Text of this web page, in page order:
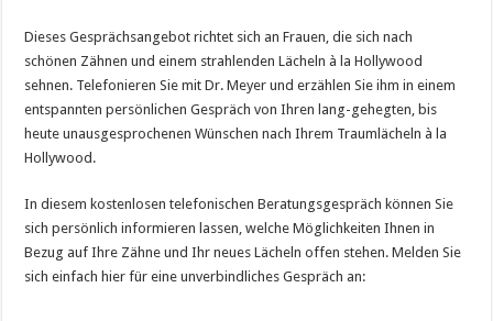
Dieses Gesprächsangebot richtet sich an Frauen, die sich nach
schönen Zähnen und einem strahlenden Lächeln à la Hollywood
sehnen. Telefonieren Sie mit Dr. Meyer und erzählen Sie ihm in einem
entspannten persönlichen Gespräch von Ihren lang-gehegten, bis
heute unausgesprochenen Wünschen nach Ihrem Traumlächeln à la
Hollywood.
In diesem kostenlosen telefonischen Beratungsgespräch können Sie
sich persönlich informieren lassen, welche Möglichkeiten Ihnen in
Bezug auf Ihre Zähne und Ihr neues Lächeln offen stehen. Melden Sie
sich einfach hier für eine unverbindliches Gespräch an: